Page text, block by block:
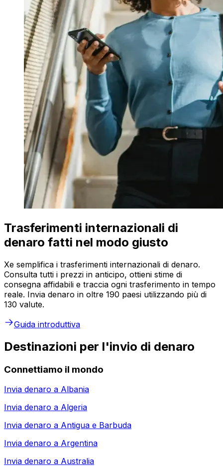
Trasferimenti internazionali di
denaro fatti nel modo giusto
Xe semplifica i trasferimenti internazionali di denaro.
Consulta tutti i prezzi in anticipo, ottieni stime di
consegna affidabili e traccia ogni trasferimento in tempo
reale. Invia denaro in oltre 190 paesi utilizzando più di
130 valute.
Guida introduttiva
Destinazioni per l'invio di denaro
Connettiamo il mondo
Invia denaro a Albania
Invia denaro a Algeria
Invia denaro a Antigua e Barbuda
Invia denaro a Argentina
Invia denaro a Australia